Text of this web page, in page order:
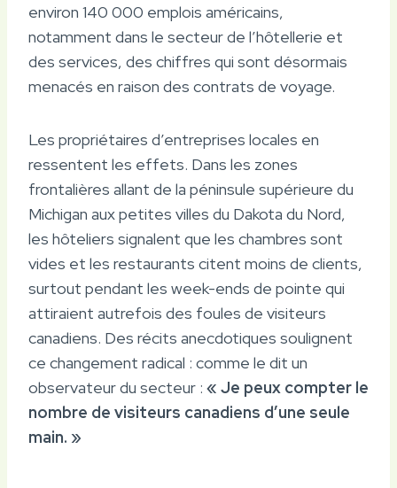
environ 140 000 emplois américains,
notamment dans le secteur de l’hôtellerie et
des services, des chiffres qui sont désormais
menacés en raison des contrats de voyage.
Les propriétaires d’entreprises locales en
ressentent les effets. Dans les zones
frontalières allant de la péninsule supérieure du
Michigan aux petites villes du Dakota du Nord,
les hôteliers signalent que les chambres sont
vides et les restaurants citent moins de clients,
surtout pendant les week-ends de pointe qui
attiraient autrefois des foules de visiteurs
canadiens. Des récits anecdotiques soulignent
ce changement radical : comme le dit un
observateur du secteur : « Je peux compter le
nombre de visiteurs canadiens d’une seule
main. »